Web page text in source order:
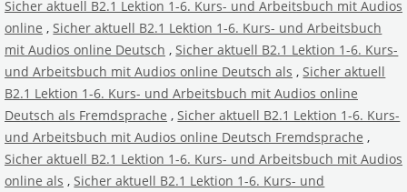
Sicher aktuell B2.1 Lektion 1-6. Kurs- und Arbeitsbuch mit Audios
online , Sicher aktuell B2.1 Lektion 1-6. Kurs- und Arbeitsbuch
mit Audios online Deutsch , Sicher aktuell B2.1 Lektion 1-6. Kurs-
und Arbeitsbuch mit Audios online Deutsch als , Sicher aktuell
B2.1 Lektion 1-6. Kurs- und Arbeitsbuch mit Audios online
Deutsch als Fremdsprache , Sicher aktuell B2.1 Lektion 1-6. Kurs-
und Arbeitsbuch mit Audios online Deutsch Fremdsprache ,
Sicher aktuell B2.1 Lektion 1-6. Kurs- und Arbeitsbuch mit Audios
online als , Sicher aktuell B2.1 Lektion 1-6. Kurs- und